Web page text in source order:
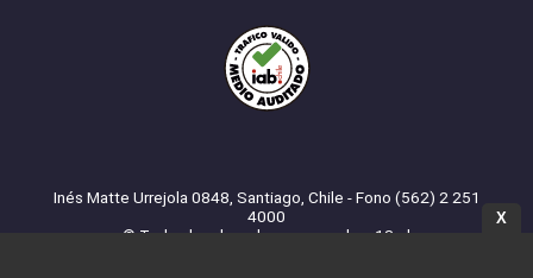
Inés Matte Urrejola 0848, Santiago, Chile - Fono (562) 2 251
4000
© Todos los derechos reservados. 13.cl
X